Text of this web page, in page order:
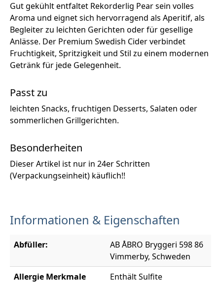
Gut gekühlt entfaltet Rekorderlig Pear sein volles
Aroma und eignet sich hervorragend als Aperitif, als
Begleiter zu leichten Gerichten oder für gesellige
Anlässe. Der Premium Swedish Cider verbindet
Fruchtigkeit, Spritzigkeit und Stil zu einem modernen
Getränk für jede Gelegenheit.
Passt zu
leichten Snacks, fruchtigen Desserts, Salaten oder
sommerlichen Grillgerichten.
Besonderheiten
Dieser Artikel ist nur in 24er Schritten
(Verpackungseinheit) käuflich!!
Informationen & Eigenschaften
Abfüller:
AB ÅBRO Bryggeri 598 86
Vimmerby, Schweden
Allergie Merkmale
Enthält Sulfite